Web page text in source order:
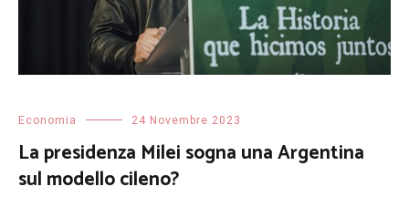
Economia 24 Novembre 2023
La presidenza Milei sogna una Argentina
sul modello cileno?